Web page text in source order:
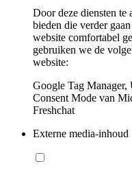
Door deze diensten te
bieden die verder
website comfortabel
gebruiken we de
website:
Google Tag
Consent Mode van
Freshchat
Externe media-inhoud